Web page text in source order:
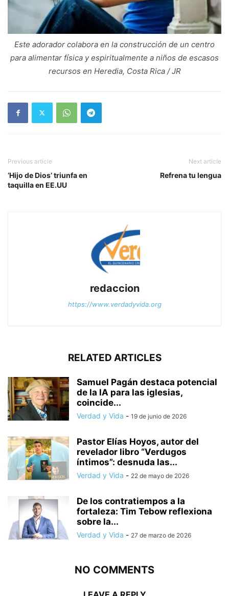
Este adorador colabora en la construcción de un centro
para alimentar física y espiritualmente a niños de escasos
recursos en Heredia, Costa Rica / JR
Previous article
‘Hijo de Dios’ triunfa en
taquilla en EE.UU
Next article
Refrena tu lengua
redaccion
https://www.verdadyvida.org
RELATED ARTICLES
Samuel Pagán destaca potencial
de la IA para las iglesias,
coincide...
Verdad y Vida - 19 de junio de 2026
Pastor Elías Hoyos, autor del
revelador libro “Verdugos
íntimos”: desnuda las...
Verdad y Vida - 22 de mayo de 2026
De los contratiempos a la
fortaleza: Tim Tebow reflexiona
sobre la...
Verdad y Vida - 27 de marzo de 2026
NO COMMENTS